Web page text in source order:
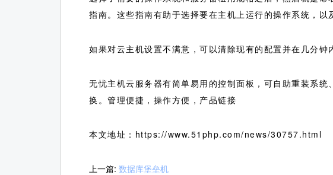
指南。这些指南有助于选择要在主机上运行的操作系统，以
如果对云主机设置不满意，可以清除现有的配置并在几分
无忧主机云服务器有简单易用的控制面板，可自助重装系
换。管理便捷，操作方便，产品链接
本文地址：https://www.51php.com/news/30757.html
上一篇: 数据库堡垒机